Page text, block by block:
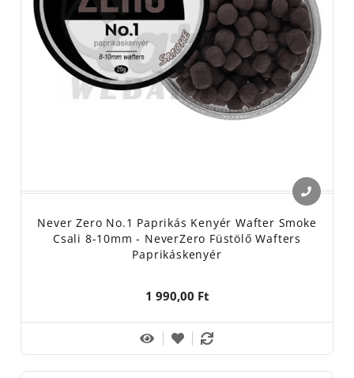
Never Zero No.1 Paprikás Kenyér Wafter Smoke
Csali 8-10mm - NeverZero Füstölő Wafters
Paprikáskenyér
1 990,00 Ft